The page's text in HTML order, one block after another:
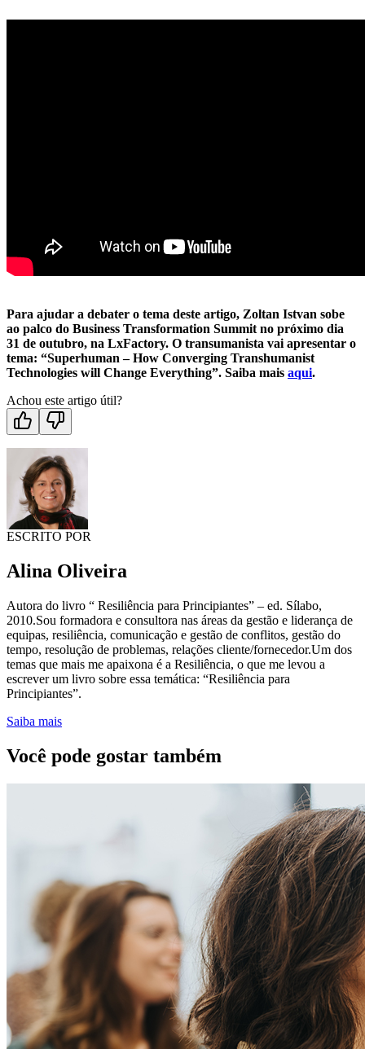
Para ajudar a debater o tema deste artigo, Zoltan Istvan sobe
ao palco do Business Transformation Summit no próximo dia
31 de outubro, na LxFactory. O transumanista vai apresentar o
tema: “Superhuman – How Converging Transhumanist
Technologies will Change Everything”. Saiba mais aqui.
Achou este artigo útil?
ESCRITO POR
Alina Oliveira
Autora do livro “ Resiliência para Principiantes” – ed. Sílabo,
2010.Sou formadora e consultora nas áreas da gestão e liderança de
equipas, resiliência, comunicação e gestão de conflitos, gestão do
tempo, resolução de problemas, relações cliente/fornecedor.Um dos
temas que mais me apaixona é a Resiliência, o que me levou a
escrever um livro sobre essa temática: “Resiliência para
Principiantes”.
Saiba mais
Você pode gostar também